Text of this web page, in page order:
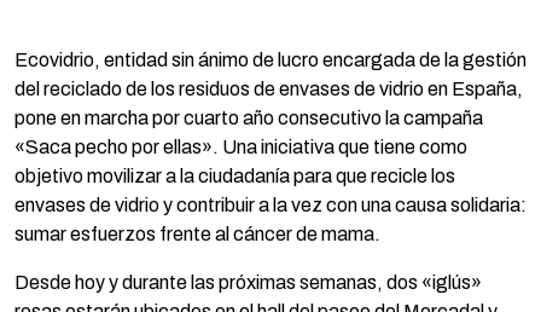
Ecovidrio, entidad sin ánimo de lucro encargada de la gestión
del reciclado de los residuos de envases de vidrio en España,
pone en marcha por cuarto año consecutivo la campaña
«Saca pecho por ellas». Una iniciativa que tiene como
objetivo movilizar a la ciudadanía para que recicle los
envases de vidrio y contribuir a la vez con una causa solidaria:
sumar esfuerzos frente al cáncer de mama.
Desde hoy y durante las próximas semanas, dos «iglús»